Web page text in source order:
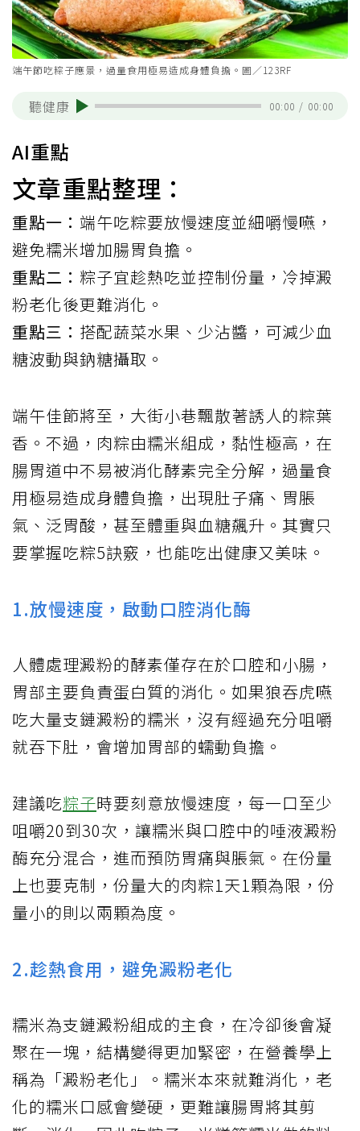
端午節吃粽子應景，過量食用極易造成身體負擔。圖／123RF
聽健康 00:00 / 00:00
AI重點
文章重點整理：
重點一： 端午吃粽要放慢速度並細嚼慢嚥，
避免糯米增加腸胃負擔。
重點二： 粽子宜趁熱吃並控制份量，冷掉澱
粉老化後更難消化。
重點三： 搭配蔬菜水果、少沾醬，可減少血
糖波動與鈉糖攝取。
端午佳節將至，大街小巷飄散著誘人的粽葉
香。不過，肉粽由糯米組成，黏性極高，在
腸胃道中不易被消化酵素完全分解，過量食
用極易造成身體負擔，出現肚子痛、胃脹
氣、泛胃酸，甚至體重與血糖飆升。其實只
要掌握吃粽5訣竅，也能吃出健康又美味。
1.放慢速度，啟動口腔消化酶
人體處理澱粉的酵素僅存在於口腔和小腸，
胃部主要負責蛋白質的消化。如果狼吞虎嚥
吃大量支鏈澱粉的糯米，沒有經過充分咀嚼
就吞下肚，會增加胃部的蠕動負擔。
建議吃粽子時要刻意放慢速度，每一口至少
咀嚼20到30次，讓糯米與口腔中的唾液澱粉
酶充分混合，進而預防胃痛與脹氣。在份量
上也要克制，份量大的肉粽1天1顆為限，份
量小的則以兩顆為度。
2.趁熱食用，避免澱粉老化
糯米為支鏈澱粉組成的主食，在冷卻後會凝
聚在一塊，結構變得更加緊密，在營養學上
稱為「澱粉老化」。糯米本來就難消化，老
化的糯米口感會變硬，更難讓腸胃將其剪